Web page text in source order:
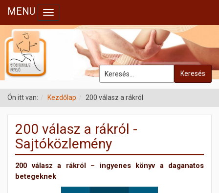
Keresés
MENU Toggle navigation
Ön itt van: Kezdőlap 200 válasz a rákról
200 válasz a rákról -
Sajtóközlemény
200 válasz a rákról – ingyenes könyv a daganatos
betegeknek